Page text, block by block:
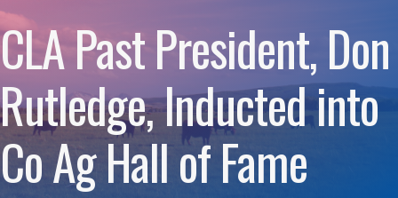
CLA Past President, Don
Rutledge, Inducted into
Co Ag Hall of Fame